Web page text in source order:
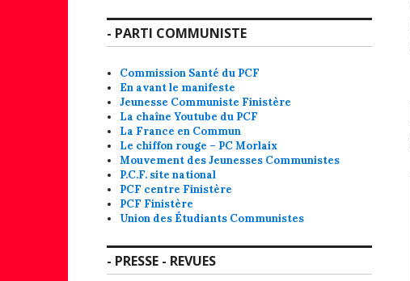
- PARTI COMMUNISTE
Commission Santé du PCF
En avant le manifeste
Jeunesse Communiste Finistère
La chaîne Youtube du PCF
La France en Commun
Le chiffon rouge – PC Morlaix
Mouvement des Jeunesses Communistes
P.C.F. site national
PCF centre Finistère
PCF Finistère
Union des Étudiants Communistes
- PRESSE - REVUES